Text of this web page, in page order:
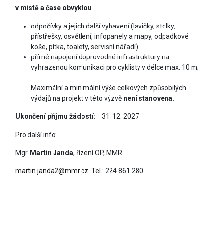
v místě a čase obvyklou
odpočívky a jejich další vybavení (lavičky, stolky,
přístřešky, osvětlení, infopanely a mapy, odpadkové
koše, pítka, toalety, servisní nářadí).
přímé napojení doprovodné infrastruktury na
vyhrazenou komunikaci pro cyklisty v délce max. 10 m;
Maximální a minimální výše celkových způsobilých
výdajů na projekt v této výzvě není stanovena.
Ukončení příjmu žádostí: 31. 12. 2027
Pro další info:
Mgr. Martin Janda, řízení OP, MMR
martin.janda2@mmr.cz Tel.: 224 861 280